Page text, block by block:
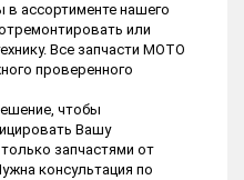
в ассортименте нашего
или
Все запчасти МОТО
проверенного
чтобы
Вашу
запчастями от
консультация по